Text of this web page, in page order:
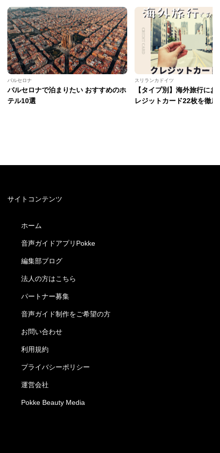
バルセロナ
バルセロナで泊まりたい おすすめのホ
テル10選
スリランカドイツ
【タイプ別】海外旅行に
レジットカード22枚を徹底
サイトコンテンツ
ホーム
音声ガイドアプリPokke
編集部ブログ
法人の方はこちら
パートナー募集
音声ガイド制作をご希望の方
お問い合わせ
利用規約
プライバシーポリシー
運営会社
Pokke Beauty Media